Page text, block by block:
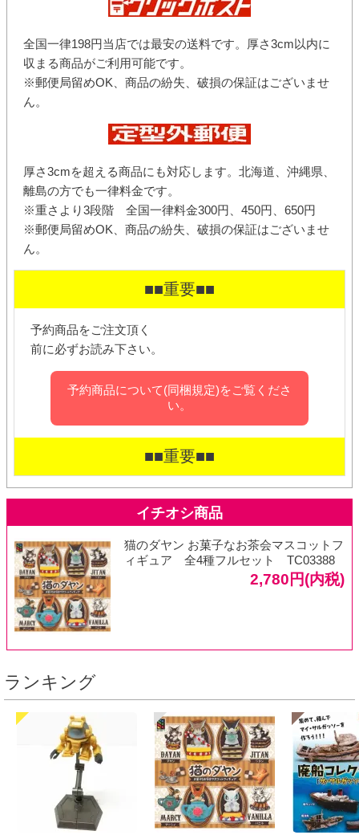
全国一律198円当店では最安の送料です。厚さ3cm以内に
収まる商品がご利用可能です。
※郵便局留めOK、商品の紛失、破損の保証はございませ
ん。
厚さ3cmを超える商品にも対応します。北海道、沖縄県、
離島の方でも一律料金です。
※重さより3段階 全国一律料金300円、450円、650円
※郵便局留めOK、商品の紛失、破損の保証はございませ
ん。
■■重要■■
予約商品をご注文頂く
前に必ずお読み下さい。
予約商品について(同梱規定)をご覧くださ
い。
■■重要■■
猫のダヤン お菓子なお茶会マスコットフ
ィギュア 全4種フルセット TC03388
2,780円(内税)
ランキング